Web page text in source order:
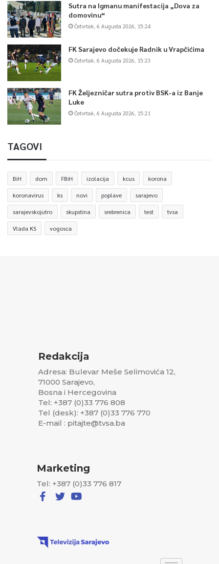
Sutra na Igmanu manifestacija „Dova za
domovinu“
Četvrtak, 6 Augusta 2026, 15:24
FK Sarajevo dočekuje Radnik u Vrapčićima
Četvrtak, 6 Augusta 2026, 15:23
FK Željezničar sutra protiv BSK-a iz Banje
Luke
Četvrtak, 6 Augusta 2026, 15:21
TAGOVI
BiH dom FBiH izolacija kcus korona
koronavirus ks novi poplave sarajevo
sarajevskojutro skupstina srebrenica test tvsa
Vlada KS vogosca
Redakcija
Adresa: Bulevar Meše Selimovića 12,
71000 Sarajevo,
Bosna i Hercegovina
Tel: +387 (0)33 776 808
Tel (desk): +387 (0)33 776 770
E-mail : pitajte@tvsa.ba
Marketing
Tel: +387 (0)33 776 817